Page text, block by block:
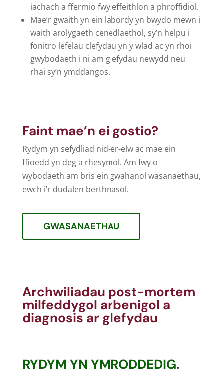
iachach a ffermio fwy effeithlon a phroffidiol.
Mae’r gwaith yn ein labordy yn bwydo mewn i
waith arolygaeth cenedlaethol, sy’n helpu i
fonitro lefelau clefydau yn y wlad ac yn rhoi
gwybodaeth i ni am glefydau newydd neu
rhai sy’n ymddangos.
Faint mae’n ei gostio?
Rydym yn sefydliad nid-er-elw ac mae ein
ffioedd yn deg a rhesymol. Am fwy o
wybodaeth am bris ein gwahanol wasanaethau,
ewch i’r dudalen berthnasol.
GWASANAETHAU
Archwiliadau post-mortem
milfeddygol arbenigol a
diagnosis ar glefydau
RYDYM YN YMRODDEDIG.